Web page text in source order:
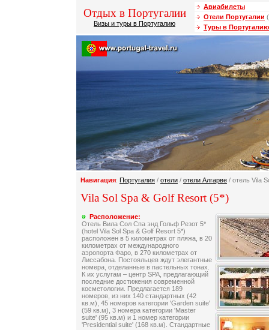
Отдых в Португалии
Визы и туры в Португалию
Авиабилеты
Отели Португалии
Туры в Португалию
Навигация: Португалия / отели / отели Алгарве / отель Vila
Vila Sol Spa & Golf Resort (5*)
Расположение:
Отель Вила Сол Спа энд Гольф Резот 5*
(hotel Vila Sol Spa & Golf Resort 5*)
расположен в 5 километрах от пляжа, в 20
километрах от международного
аэропорта Фаро, в 270 километрах от
Лиссабона. Постояльцев ждут элегантные
номера, отделанные в пастельных тонах.
К их услугам – центр SPA, предлагающий
последние достижения современной
косметологии. Предлагается 189
номеров, из них 140 стандартных (42
кв.м), 45 номеров категории 'Garden suite'
(59 кв.м), 3 номера категории 'Master
suite' (95 кв.м) и 1 номер категории
'Presidential suite' (168 кв.м). Cтандартные